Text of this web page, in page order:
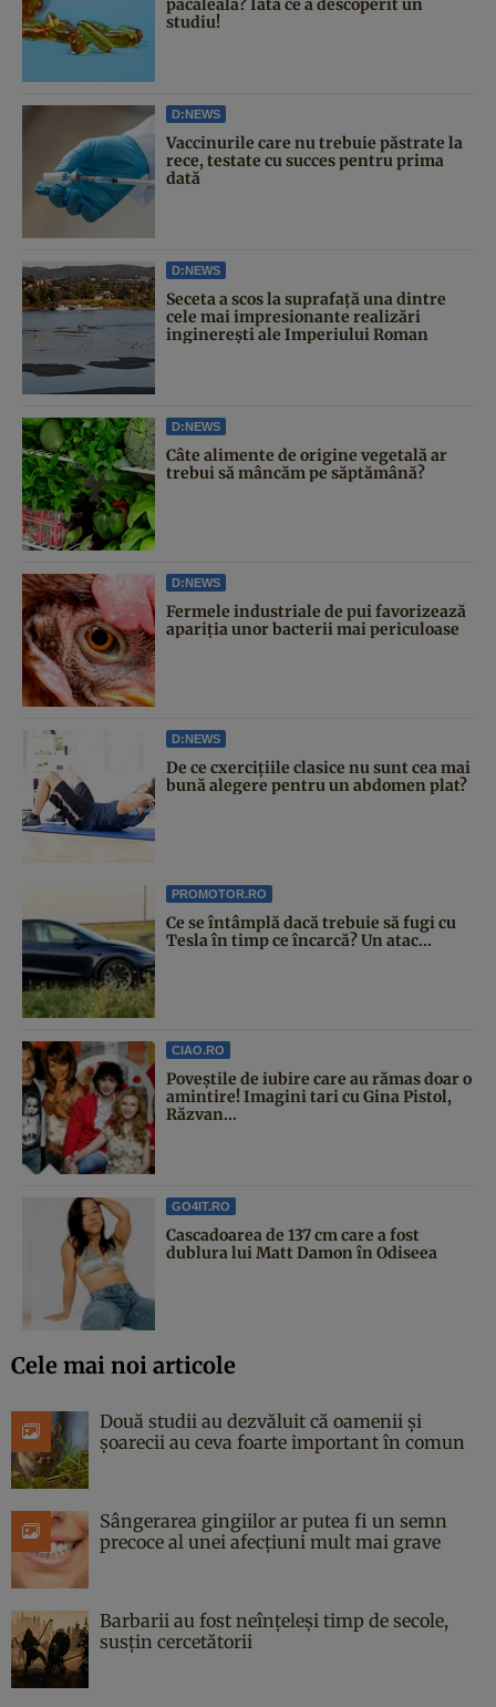
păcăleală? Iată ce a descoperit un
studiu!
D:NEWS
Vaccinurile care nu trebuie păstrate la
rece, testate cu succes pentru prima
dată
D:NEWS
Seceta a scos la suprafață una dintre
cele mai impresionante realizări
inginerești ale Imperiului Roman
D:NEWS
Câte alimente de origine vegetală ar
trebui să mâncăm pe săptămână?
D:NEWS
Fermele industriale de pui favorizează
apariția unor bacterii mai periculoase
D:NEWS
De ce cxercițiile clasice nu sunt cea mai
bună alegere pentru un abdomen plat?
PROMOTOR.RO
Ce se întâmplă dacă trebuie să fugi cu
Tesla în timp ce încarcă? Un atac...
CIAO.RO
Poveştile de iubire care au rămas doar o
amintire! Imagini tari cu Gina Pistol,
Răzvan...
GO4IT.RO
Cascadoarea de 137 cm care a fost
dublura lui Matt Damon în Odiseea
Cele mai noi articole
Două studii au dezvăluit că oamenii și
șoarecii au ceva foarte important în comun
Sângerarea gingiilor ar putea fi un semn
precoce al unei afecțiuni mult mai grave
Barbarii au fost neînțeleși timp de secole,
susțin cercetătorii